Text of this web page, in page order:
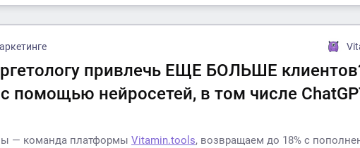
привлечь ЕЩЕ БОЛЬШЕ
помощью нейросетей, в том числе
— команда платформы Vitamin.tools, возвращаем до 18% с